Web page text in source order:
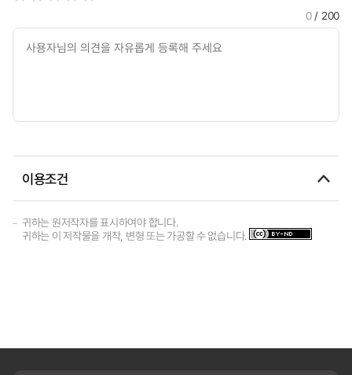
0/ 200
이용조건
귀하는 원저작자를 표시하여야 합니다.
귀하는 이 저작물을 개작, 변형 또는 가공할 수 없습니다.